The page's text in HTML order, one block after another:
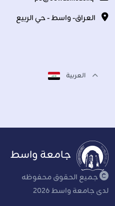
العراق- واسط - حي الربيع
العربية
جامعة واسط
جميع الحقوق محفوظه
لدى جامعة واسط 2026